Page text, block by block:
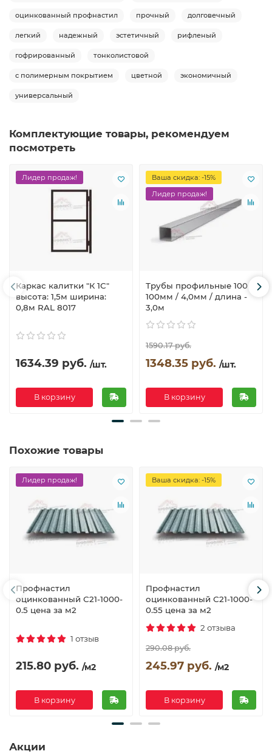
оцинкованный профнастил прочный долговечный
легкий надежный эстетичный рифленый
гофрированный тонколистовой
с полимерным покрытием цветной экономичный
универсальный
Комплектующие товары, рекомендуем
посмотреть
Лидер продаж!
Каркас калитки "К 1С"
высота: 1,5м ширина:
0,8м RAL 8017
1634.39 руб. /шт.
В корзину
Ваша скидка: -15%
Лидер продаж!
Трубы профильные 100 х
100мм / 4,0мм / длина -
3,0м
1590.17 руб.
1348.35 руб. /шт.
В корзину
Похожие товары
Лидер продаж!
Профнастил
оцинкованный С21-1000-
0.5 цена за м2
1 отзыв
215.80 руб. /м2
В корзину
Ваша скидка: -15%
Профнастил
оцинкованный С21-1000-
0.55 цена за м2
2 отзыва
290.08 руб.
245.97 руб. /м2
В корзину
Акции